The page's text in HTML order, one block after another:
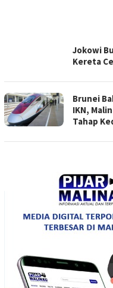
Jokowi
Kereta
Brunei
IKN,
Tahap